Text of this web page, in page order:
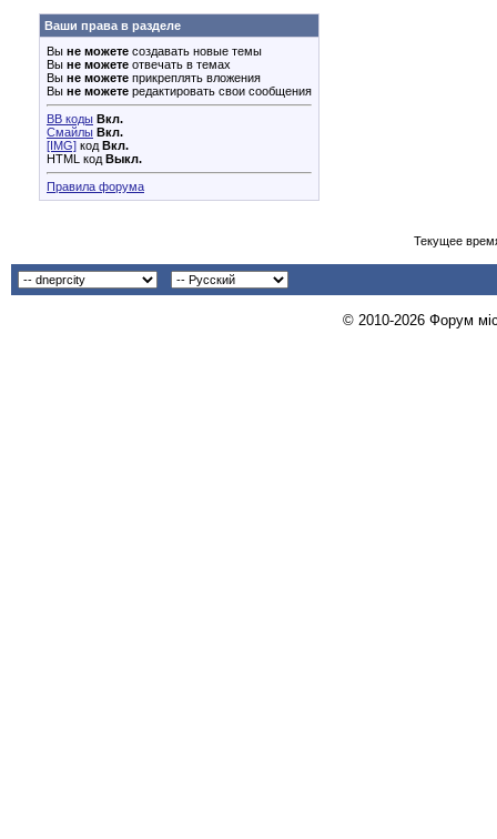
Ваши права в разделе
Вы не можете создавать новые темы
Вы не можете отвечать в темах
Вы не можете прикреплять вложения
Вы не можете редактировать свои сообщения
BB коды Вкл.
Смайлы Вкл.
[IMG] код Вкл.
HTML код Выкл.
Правила форума
Текущее
© 2010-2026 Форум